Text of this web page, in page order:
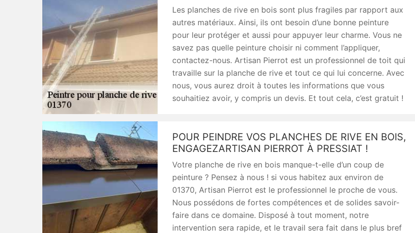
Les planches de rive en bois sont plus fragiles par rapport aux
autres matériaux. Ainsi, ils ont besoin d’une bonne peinture
pour leur protéger et aussi pour appuyer leur charme. Vous ne
savez pas quelle peinture choisir ni comment l’appliquer,
contactez-nous. Artisan Pierrot est un professionnel de toit qui
travaille sur la planche de rive et tout ce qui lui concerne. Avec
nous, vous aurez droit à toutes les informations que vous
souhaitiez avoir, y compris un devis. Et tout cela, c’est gratuit !
POUR PEINDRE VOS PLANCHES DE RIVE EN BOIS,
ENGAGEZARTISAN PIERROT À PRESSIAT !
Votre planche de rive en bois manque-t-elle d’un coup de
peinture ? Pensez à nous ! si vous habitez aux environ de
01370, Artisan Pierrot est le professionnel le proche de vous.
Nous possédons de fortes compétences et de solides savoir-
faire dans ce domaine. Disposé à tout moment, notre
intervention sera rapide, et le travail sera fait dans le plus bref